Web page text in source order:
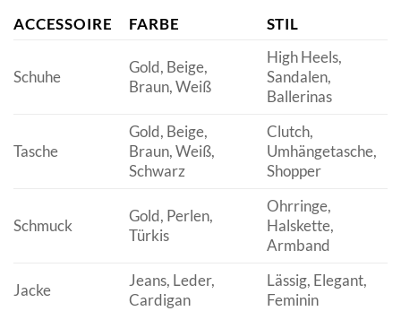
ACCESSOIRE FARBE STIL
Schuhe
Gold, Beige,
Braun, Weiß
High Heels,
Sandalen,
Ballerinas
Tasche
Gold, Beige,
Braun, Weiß,
Schwarz
Clutch,
Umhängetasche,
Shopper
Schmuck
Gold, Perlen,
Türkis
Ohrringe,
Halskette,
Armband
Jacke
Jeans, Leder,
Cardigan
Lässig, Elegant,
Feminin